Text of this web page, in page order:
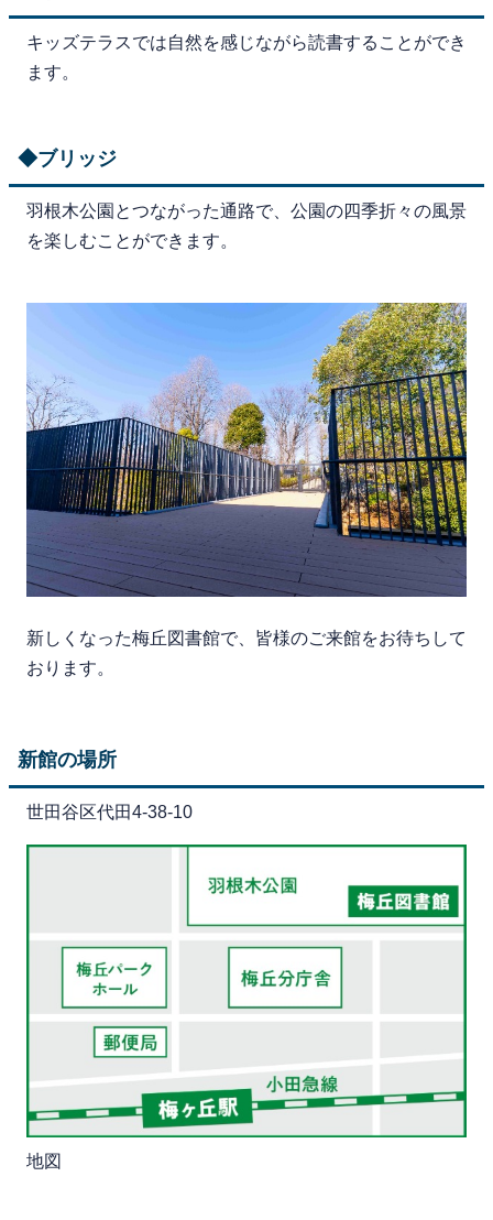
キッズテラスでは自然を感じながら読書することができ
ます。
◆ブリッジ
羽根木公園とつながった通路で、公園の四季折々の風景
を楽しむことができます。
新しくなった梅丘図書館で、皆様のご来館をお待ちして
おります。
新館の場所
世田谷区代田4-38-10
地図